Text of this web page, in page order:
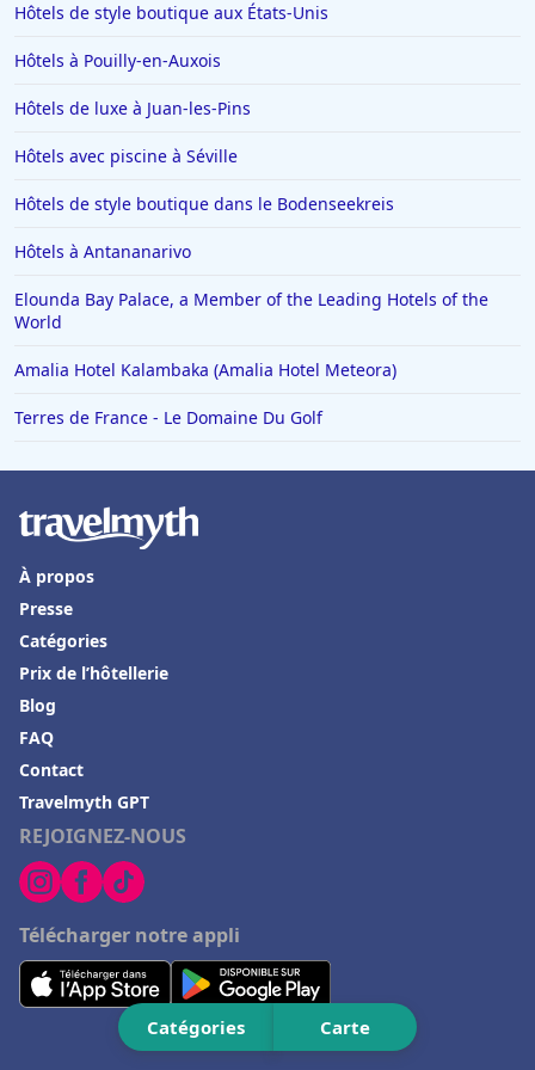
Hôtels au Québec
Hôtels à Carcassonne
Hôtels aux Saintes-Maries-de-la-Mer
Hôtels à Bouc-Bel-Air
Hôtels à Mortagne-au-Perche
Hôtels en Alsace
Hôtels à Louviers
Hôtels à Caudry
Hôtels à LʼIsle-sur-la-Sorgue
Hôtels à Palavas-les-Flots
Hôtels au Canada
Hôtels à Condrieu
Hôtels à Château-Chinon
Hôtels à Grignan
Hôtels à Salon-de-Provence
Hôtels à La Plagne
Hôtels à Lege-Cap-Ferret
Hôtels à Chaumont-sur-Loire
Hôtels à Baccarat
Catégories Carte
Hôtels de style boutique aux États-Unis
Hôtels à Pouilly-en-Auxois
Hôtels de luxe à Juan-les-Pins
Hôtels avec piscine à Séville
Hôtels de style boutique dans le Bodenseekreis
Hôtels à Antananarivo
Elounda Bay Palace, a Member of the Leading Hotels of the
World
Amalia Hotel Kalambaka (Amalia Hotel Meteora)
Terres de France - Le Domaine Du Golf
REJOIGNEZ-NOUS
Télécharger notre appli
À propos
Presse
Catégories
Prix de l’hôtellerie
Blog
FAQ
Contact
Travelmyth GPT